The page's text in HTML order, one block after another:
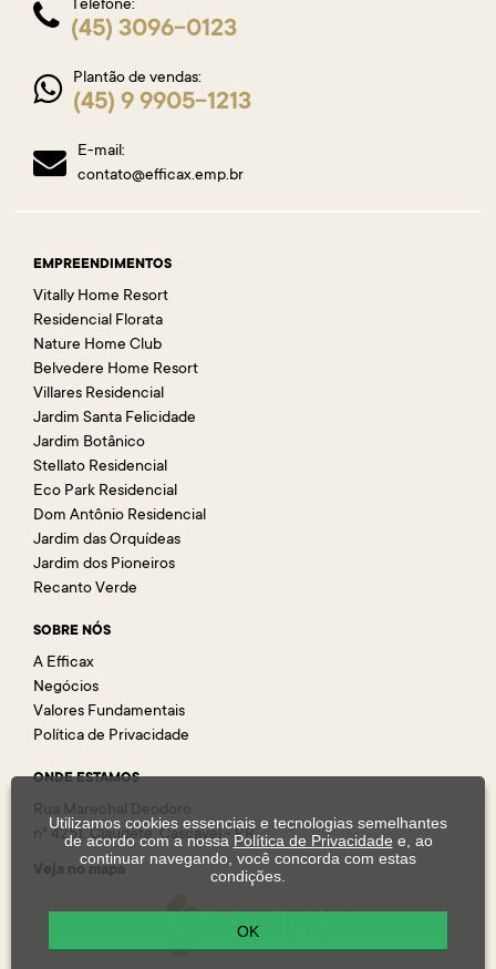
Telefone:
(45) 3096-0123
Plantão de vendas:
(45) 9 9905-1213
E-mail:
contato@efficax.emp.br
EMPREENDIMENTOS
Vitally Home Resort
Residencial Florata
Nature Home Club
Belvedere Home Resort
Villares Residencial
Jardim Santa Felicidade
Jardim Botânico
Stellato Residencial
Eco Park Residencial
Dom Antônio Residencial
Jardim das Orquídeas
Jardim dos Pioneiros
Recanto Verde
SOBRE NÓS
A Efficax
Negócios
Valores Fundamentais
Política de Privacidade
ONDE ESTAMOS
Rua Marechal Deodoro
n° 4251, Claudete, Cascavel - PR
Veja no mapa
Utilizamos cookies essenciais e tecnologias semelhantes
de acordo com a nossa Política de Privacidade e, ao
continuar navegando, você concorda com estas
condições.
OK